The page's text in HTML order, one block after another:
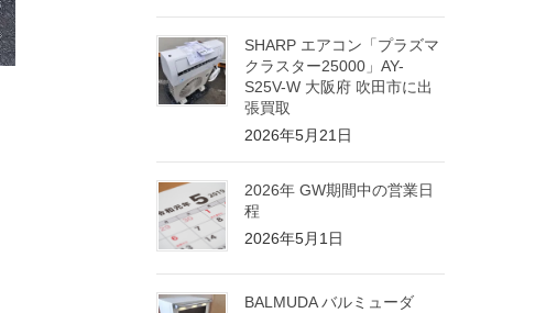
SHARP エアコン「プラズマ
クラスター25000」AY-
S25V-W 大阪府 吹田市に出
張買取
2026年5月21日
2026年 GW期間中の営業日
程
2026年5月1日
BALMUDA バルミューダ